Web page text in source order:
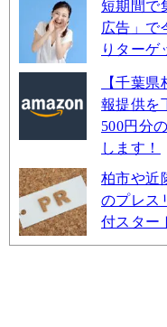
短期間で
広告」で
りターゲ
【千葉
報提供を
500円分
します！
柏市や近
のプレス
付スター